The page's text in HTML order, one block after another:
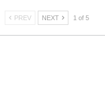
PREV NEXT 1 of 5